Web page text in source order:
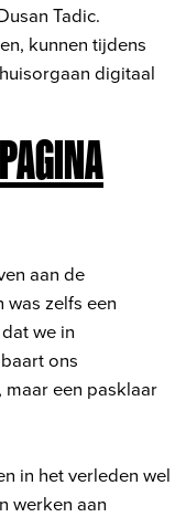
Tadic.
kunnen tijdens
digitaal
aan de
was zelfs een
we in
ons
een pasklaar
in het verleden wel
werken aan